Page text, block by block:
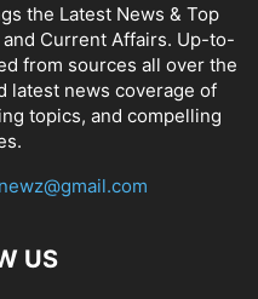
the Latest News & Top
Current Affairs. Up-to-
from sources all over the
latest news coverage of
topics, and compelling
US